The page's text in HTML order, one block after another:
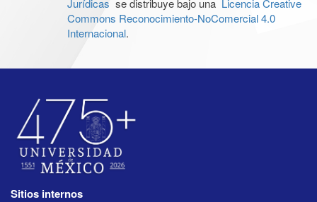
Jurídicas se distribuye bajo una Licencia Creative
Commons Reconocimiento-NoComercial 4.0
Internacional.
Sitios internos